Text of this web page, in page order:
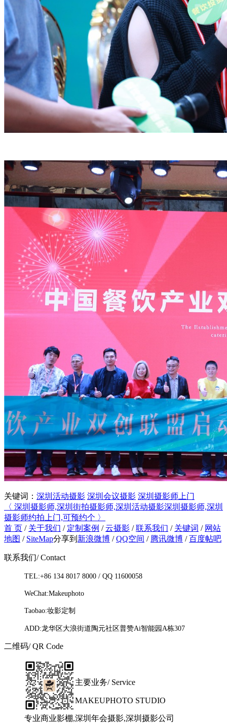
关键词： 深圳活动摄影 深圳会议摄影 深圳摄影师上门
〈 深圳摄影师,深圳街拍摄影师,深圳活动摄影深圳摄影师,深圳
摄影师约拍上门,可预约个 〉
首 页 / 关于我们 / 定制案例 /云摄影 /联系我们 / 关键词 / 网站
地图 / SiteMap分享到 新浪微博 /QQ空间 / 腾讯微博 /百度帖吧
联系我们/ Contact
TEL:+86 134 8017 8000 / QQ 11600058
WeChat:Makeuphoto
Taobao:妆影定制
ADD:龙华区大浪街道陶元社区普赞Ai智能园A栋307
二维码/ QR Code
主要业务/ Service
MAKEUPHOTO STUDIO
专业商业影棚,深圳年会摄影,深圳摄影公司